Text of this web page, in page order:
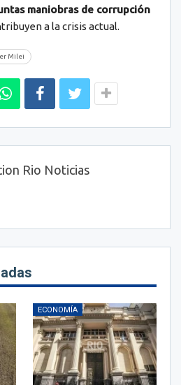
maniobras de corrupción
a la crisis actual.
Milei
Rio Noticias
ECONOMÍA